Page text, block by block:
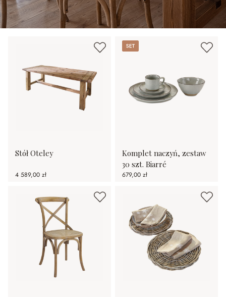
Stół Oteley
4 589,00 zł
Set
Komplet naczyń, zestaw
30 szt. Biarré
679,00 zł